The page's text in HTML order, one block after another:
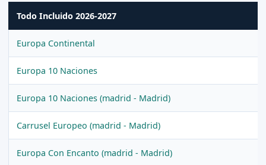
Todo Incluido 2026-2027
Europa Continental
Europa 10 Naciones
Europa 10 Naciones (madrid - Madrid)
Carrusel Europeo (madrid - Madrid)
Europa Con Encanto (madrid - Madrid)